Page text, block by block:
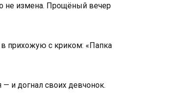
не измена. Прощёный вечер
в прихожую с криком: «Папка
и догнал своих девчонок.